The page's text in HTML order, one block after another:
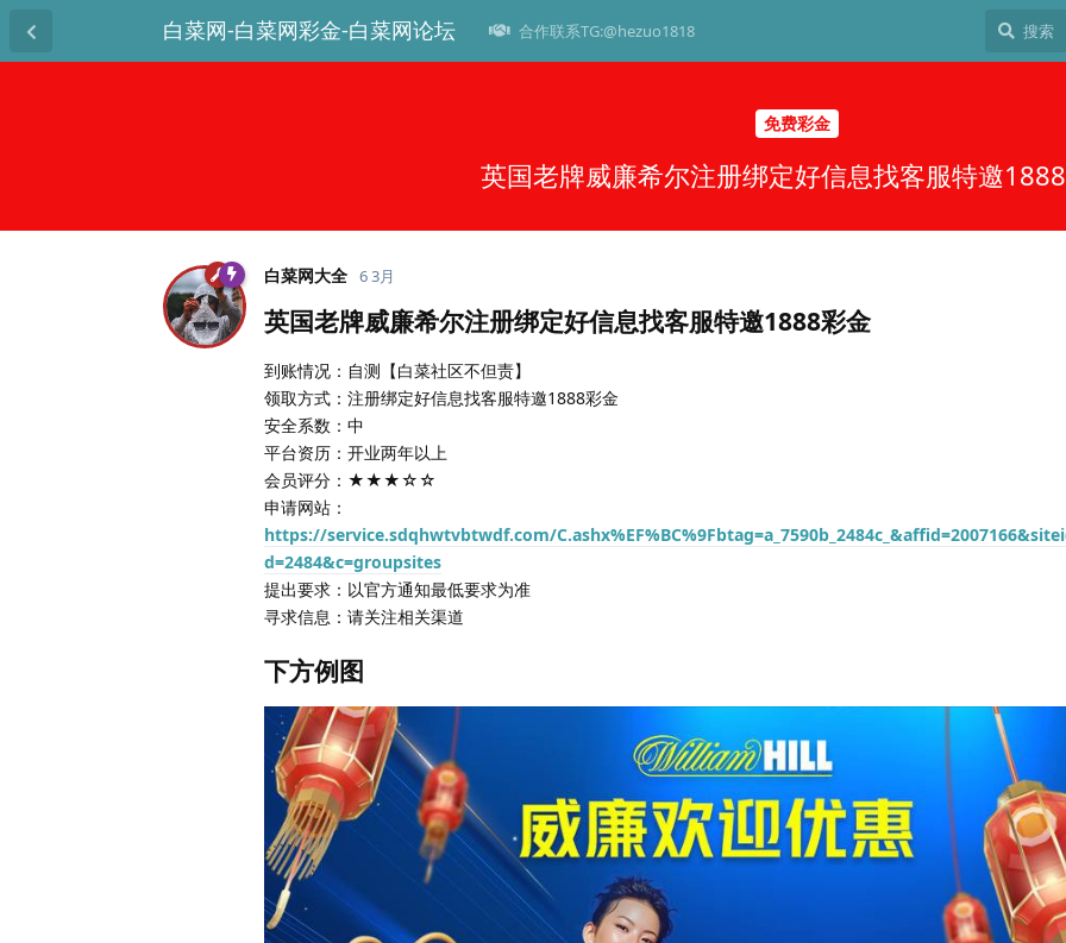
白菜网-白菜网彩金-白菜网论坛 合作联系TG:@hezuo1818
免费彩金
英国老牌威廉希尔注册绑定好信息找客服特邀
白菜网大全 6 3月
英国老牌威廉希尔注册绑定好信息找客服特邀1888彩金
到账情况：自测【白菜社区不但责】
领取方式：注册绑定好信息找客服特邀1888彩金
安全系数：中
平台资历：开业两年以上
会员评分：★★★☆☆
申请网站：
https://service.sdqhwtvbtwdf.com/
d=2484&c=groupsites
提出要求：以官方通知最低要求为准
寻求信息：请关注相关渠道
下方例图